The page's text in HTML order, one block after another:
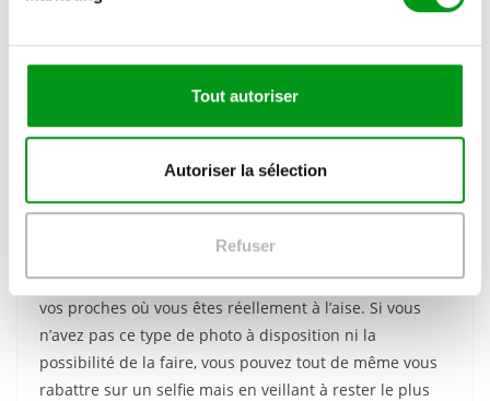
e
Tout autoriser
Autoriser la sélection
Refuser
smartphones et des filtres, il est en effet très facile de
et de la nuit. Si ce type de photo présente l’avantage
d’être très facile à réaliser, elle n’est cependant pas la
permettent pas d’avoir l’air naturel et donne même
parfois l’impression d’une certaine superficialité.
Évitez donc de choisir une photo que vous avez prise
vous-même et préférez un moment capté par l’un de
vos proches où vous êtes réellement à l’aise. Si vous
n’avez pas ce type de photo à disposition ni la
possibilité de la faire, vous pouvez tout de même vous
rabattre sur un selfie mais en veillant à rester le plus